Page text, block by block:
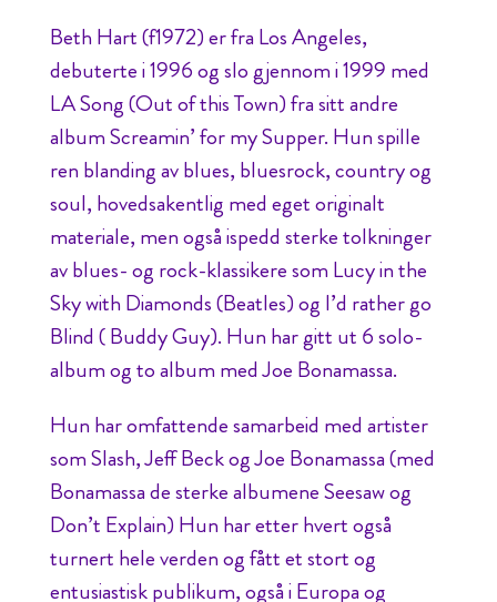
Beth Hart (f1972) er fra Los Angeles,
debuterte i 1996 og slo gjennom i 1999 med
LA Song (Out of this Town) fra sitt andre
album Screamin’ for my Supper. Hun spille
ren blanding av blues, bluesrock, country og
soul, hovedsakentlig med eget originalt
materiale, men også ispedd sterke tolkninger
av blues- og rock-klassikere som Lucy in the
Sky with Diamonds (Beatles) og I’d rather go
Blind ( Buddy Guy). Hun har gitt ut 6 solo-
album og to album med Joe Bonamassa.
Hun har omfattende samarbeid med artister
som Slash, Jeff Beck og Joe Bonamassa (med
Bonamassa de sterke albumene Seesaw og
Don’t Explain) Hun har etter hvert også
turnert hele verden og fått et stort og
entusiastisk publikum, også i Europa og